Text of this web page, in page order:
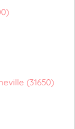
(31650)